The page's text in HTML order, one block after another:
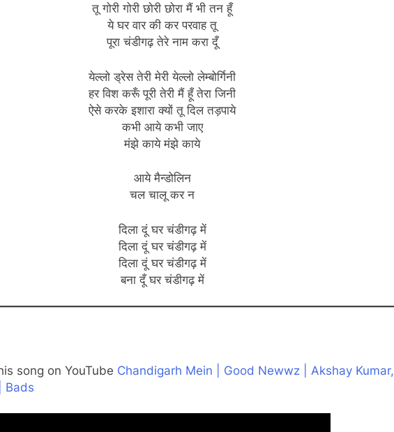
तू गोरी गोरी छोरी छोरा मैं भी तन हूँ
ये घर वार की कर परवाह तू
पूरा चंडीगढ़ तेरे नाम करा दूँ
येल्लो ड्रेस तेरी मेरी येल्लो लेम्बोर्गिनी
हर विश करूँ पूरी तेरी मैं हूँ तेरा जिनी
ऐसे करके इशारा क्यों तू दिल तड़पाये
कभी आये कभी जाए
मंझे काये मंझे काये
आये मैन्डोलिन
चल चालू कर न
दिला दूं घर चंडीगढ़ में
दिला दूं घर चंडीगढ़ में
दिला दूं घर चंडीगढ़ में
बना दूँ घर चंडीगढ़ में
song on YouTube Chandigarh Mein | Good Newwz | Akshay Kumar,
Bads